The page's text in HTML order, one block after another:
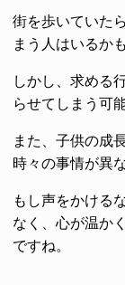
街を歩いていた
まう人はいるか
しかし、求める
らせてしまう可
また、子供の成
時々の事情が異
もし声をかける
なく、心が温か
ですね。